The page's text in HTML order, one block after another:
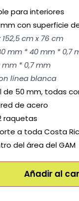
para interiores
mm con superficie
cm x 76 cm
mm * 40 mm * 0,7
* 0,7 mm
línea blanca
de 50 mm, todas
de acero
raquetas
a toda Costa
del área del GAM
Añadir al